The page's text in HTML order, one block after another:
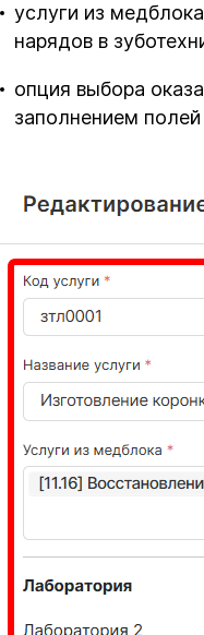
услуги из
нарядов в
опция выбора
заполнением